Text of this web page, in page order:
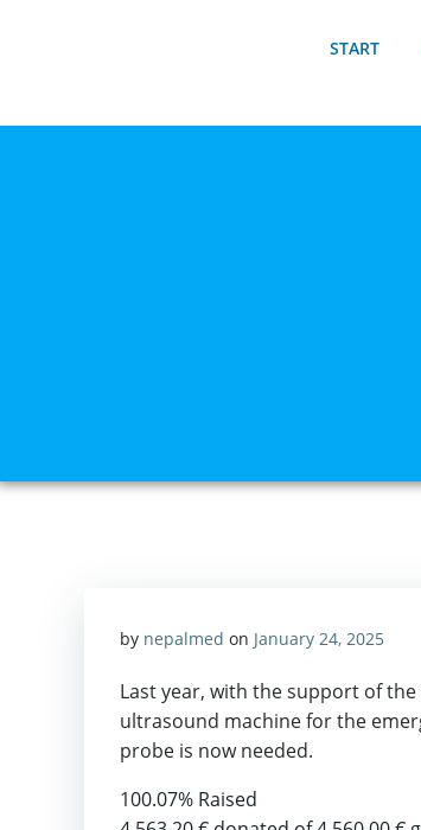
START
by nepalmed on January 24, 2025
Last year, with the support of
ultrasound machine for the
probe is now needed.
100.07% Raised